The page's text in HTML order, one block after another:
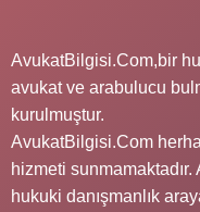
AvukatBilgisi.Com,bir
avukat ve arabulucu
kurulmuştur.
AvukatBilgisi.Com
hizmeti sunmamaktadır.
hukuki danışmanlık